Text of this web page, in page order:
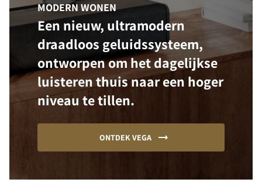
MODERN WONEN
Een nieuw, ultramodern
draadloos geluidssysteem,
ontworpen om het dagelijkse
luisteren thuis naar een hoger
niveau te tillen.
ONTDEK VEGA